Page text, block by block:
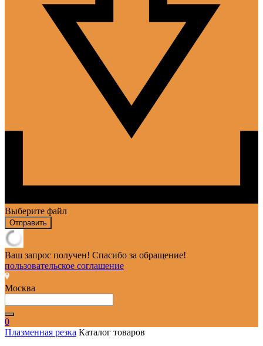
Выберите файл
Отправить
Ваш запрос получен! Спасибо за обращение!
пользовательское соглашение
Москва
0
Плазменная резка Каталог товаров